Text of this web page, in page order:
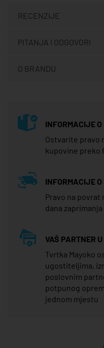
RECENZIJE
PITANJA I ODGOVORI
O BRANDU
INFORMACIJE O
Ostvarite pravo
kupovine preko
INFORMACIJE O
Pravo na povrat
dana
VAŠ PARTNER
Tvrtka Mayoko
ugostiteljima,
poslovnim
potpunog
jednom mjestu